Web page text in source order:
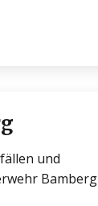
und
Bamberg